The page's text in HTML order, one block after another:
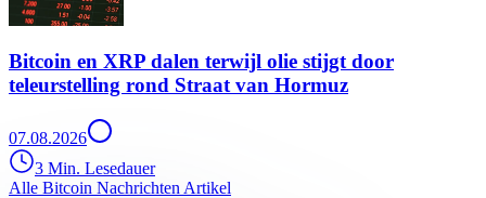
Bitcoin en XRP dalen terwijl olie stijgt door
teleurstelling rond Straat van Hormuz
07.08.2026
3 Min. Lesedauer
Alle Bitcoin Nachrichten Artikel